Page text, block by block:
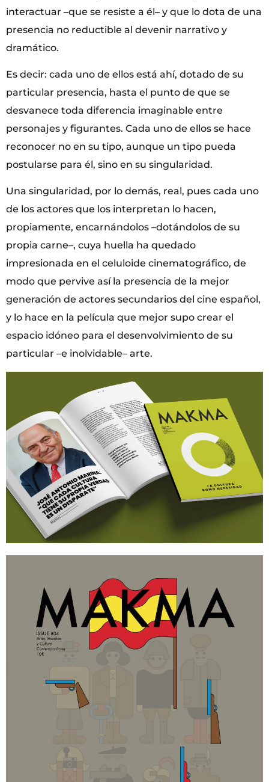
interactuar –que se resiste a él– y que lo dota de una
presencia no reductible al devenir narrativo y
dramático.
Es decir: cada uno de ellos está ahí, dotado de su
particular presencia, hasta el punto de que se
desvanece toda diferencia imaginable entre
personajes y figurantes. Cada uno de ellos se hace
reconocer no en su tipo, aunque un tipo pueda
postularse para él, sino en su singularidad.
Una singularidad, por lo demás, real, pues cada uno
de los actores que los interpretan lo hacen,
propiamente, encarnándolos –dotándolos de su
propia carne–, cuya huella ha quedado
impresionada en el celuloide cinematográfico, de
modo que pervive así la presencia de la mejor
generación de actores secundarios del cine español,
y lo hace en la película que mejor supo crear el
espacio idóneo para el desenvolvimiento de su
particular –e inolvidable– arte.